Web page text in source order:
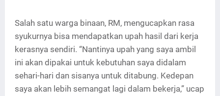
Salah satu warga binaan, RM, mengucapkan rasa
syukurnya bisa mendapatkan upah hasil dari kerja
kerasnya sendiri. “Nantinya upah yang saya ambil
ini akan dipakai untuk kebutuhan saya didalam
sehari-hari dan sisanya untuk ditabung. Kedepan
saya akan lebih semangat lagi dalam bekerja,” ucap